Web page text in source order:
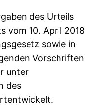
des Urteils
vom 10. April 2018
sowie in
Vorschriften
unter
des